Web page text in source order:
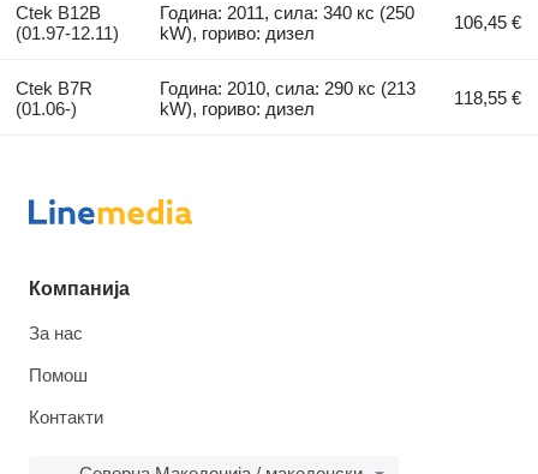
Ctek B12B
(01.97-12.11)
Година: 2011, сила: 340 кс (250
kW), гориво: дизел
106,45 €
Ctek B7R
(01.06-)
Година: 2010, сила: 290 кс (213
kW), гориво: дизел
118,55 €
Компанија
За нас
Помош
Контакти